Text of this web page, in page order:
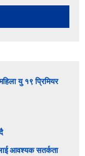
यु १९ प्रिमियर
आवश्यक सतर्कता